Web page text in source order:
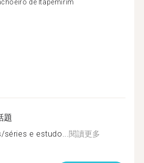
de Itapemirim
題
séries e estudo...閱讀更多